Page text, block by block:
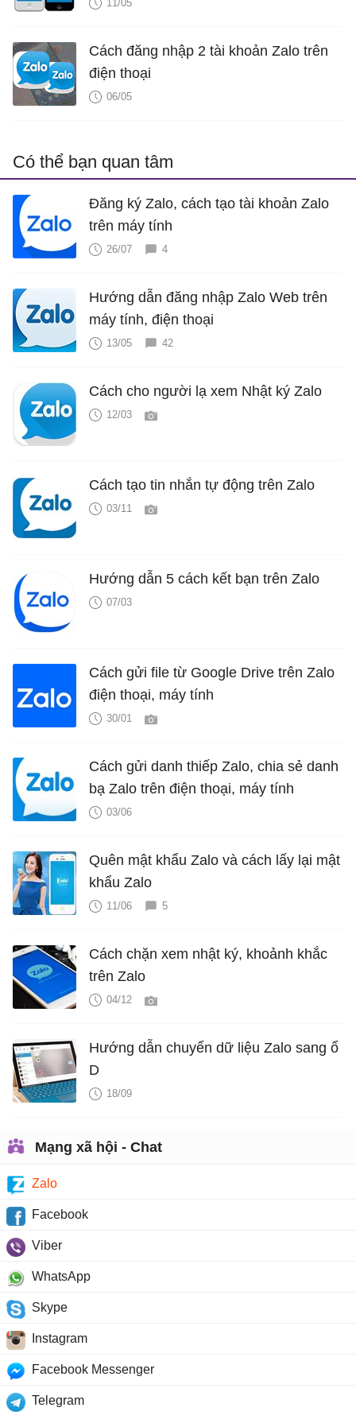
11/05
Cách đăng nhập 2 tài khoản Zalo trên
điện thoại
06/05
Có thể bạn quan tâm
Đăng ký Zalo, cách tạo tài khoản Zalo
trên máy tính
26/07 4
Hướng dẫn đăng nhập Zalo Web trên
máy tính, điện thoại
13/05 42
Cách cho người lạ xem Nhật ký Zalo
12/03
Cách tạo tin nhắn tự động trên Zalo
03/11
Hướng dẫn 5 cách kết bạn trên Zalo
07/03
Cách gửi file từ Google Drive trên Zalo
điện thoại, máy tính
30/01
Cách gửi danh thiếp Zalo, chia sẻ danh
bạ Zalo trên điện thoại, máy tính
03/06
Quên mật khẩu Zalo và cách lấy lại mật
khẩu Zalo
11/06 5
Cách chặn xem nhật ký, khoảnh khắc
trên Zalo
04/12
Hướng dẫn chuyển dữ liệu Zalo sang ổ
D
18/09
Mạng xã hội - Chat
Zalo
Facebook
Viber
WhatsApp
Skype
Instagram
Facebook Messenger
Telegram